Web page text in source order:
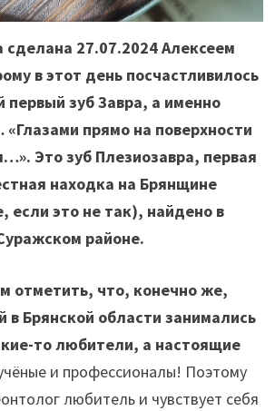
сделана 27.07.2024 Алексеем
в этот день посчастливилось
первый зуб Завра, а именно
прямо на поверхности
Это зуб Плезиозавра, первая
находка на Брянщине
если это не так), найдено в
районе.
отметить, что, конечно же,
в Брянской области занимались
то любители, а настоящие
и профессионалы! Поэтому
любитель и чувствует себя